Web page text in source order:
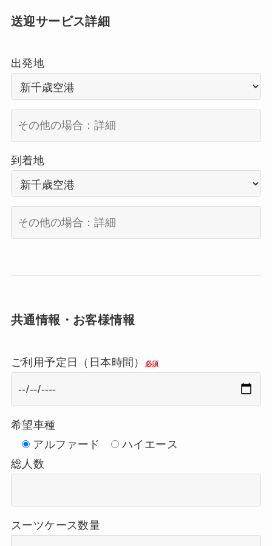
送迎サービス詳細
出発地
到着地
共通情報・お客様情報
ご利用予定日（日本時間） 必須
希望車種
アルファード
ハイエース
総人数
スーツケース数量